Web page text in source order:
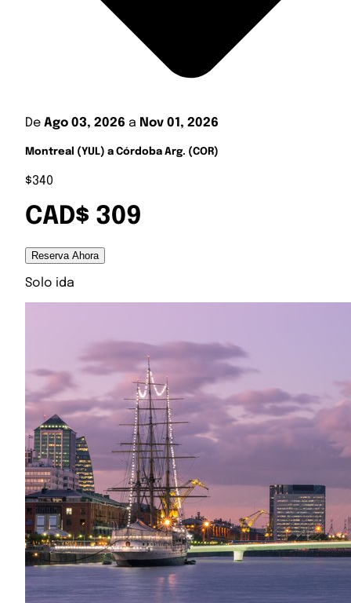
De Ago 03, 2026 a Nov 01, 2026
Montreal (YUL) a Córdoba Arg. (COR)
$340
CAD$ 309
Reserva Ahora
Solo ida